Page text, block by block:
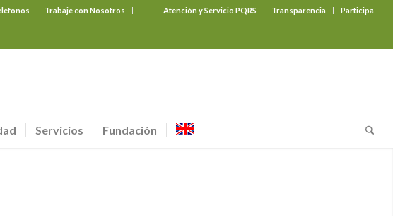
Trabaje con Nosotros Atención y Servicio PQRS Transparencia Participa
Servicios Fundación